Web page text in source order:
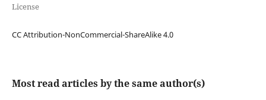
License
CC Attribution-NonCommercial-ShareAlike 4.0
Most read articles by the same author(s)